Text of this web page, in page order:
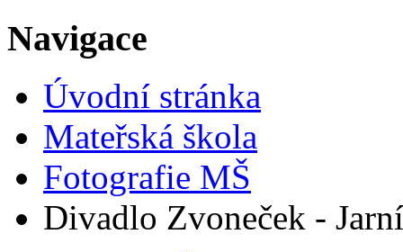
Navigace
Úvodní stránka
Mateřská škola
Fotografie MŠ
Divadlo Zvoneček -